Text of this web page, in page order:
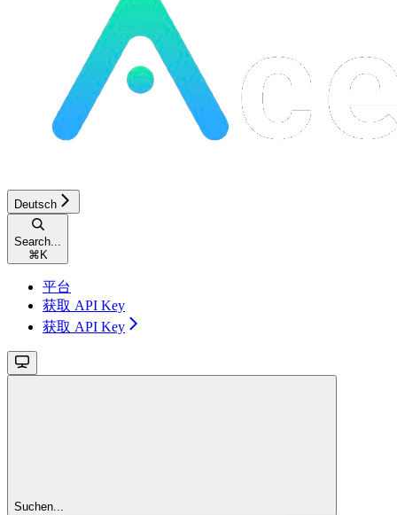
Deutsch
Search...
⌘ K
平台
获取 API Key
获取 API Key
Suchen...